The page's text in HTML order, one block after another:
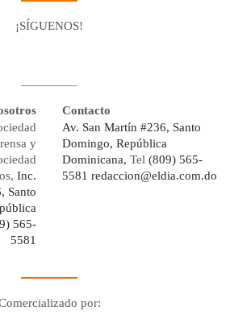
¡SÍGUENOS!
y
Inc.
Santo
565-
5581
Contacto
Av. San Martín #236, Santo
Domingo, República
Dominicana, Tel (809) 565-
5581 redaccion@eldia.com.do
por: